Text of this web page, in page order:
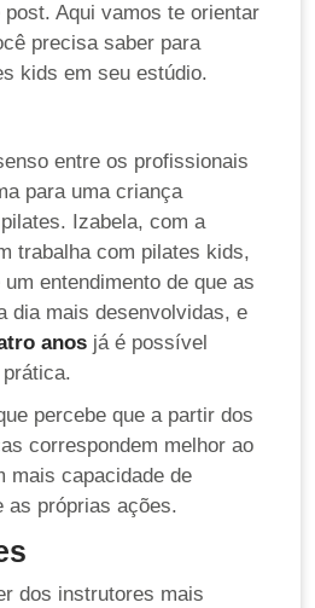
Aqui vamos te orientar
precisa saber para
kids em seu estúdio.
entre os profissionais
para uma criança
Izabela, com a
trabalha com pilates kids,
entendimento de que as
dia mais desenvolvidas, e
anos já é possível
percebe que a partir dos
correspondem melhor ao
mais capacidade de
as próprias ações.
dos instrutores mais